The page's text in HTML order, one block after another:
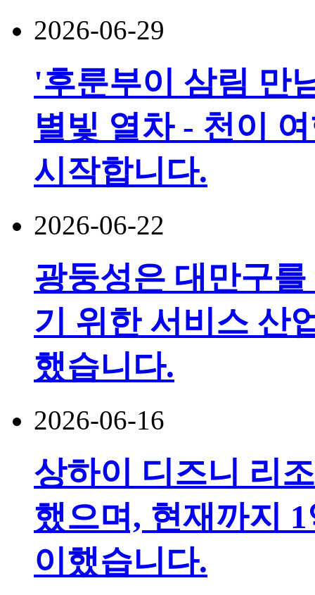
2026-06-29
'후룬부이 삼림 만
별빛 열차 - 천이
시작합니다.
2026-06-22
광둥성은 대만구
기 위한 서비스 산
했습니다.
2026-06-16
상하이 디즈니 리
했으며, 현재까지
이했습니다.